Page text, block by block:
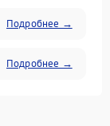
Подробнее →
Подробнее →